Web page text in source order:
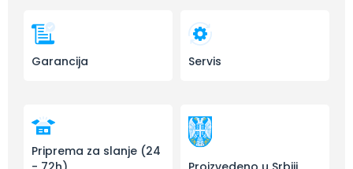
Garancija Servis
Priprema za slanje (24